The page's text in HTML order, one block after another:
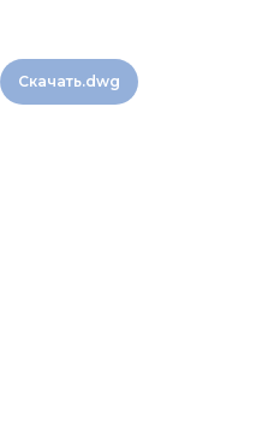
Скачать.dwg